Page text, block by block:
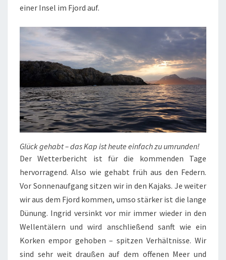
einer Insel im Fjord auf.
Glück gehabt – das Kap ist heute einfach zu umrunden!
Der Wetterbericht ist für die kommenden Tage
hervorragend. Also wie gehabt früh aus den Federn.
Vor Sonnenaufgang sitzen wir in den Kajaks. Je weiter
wir aus dem Fjord kommen, umso stärker ist die lange
Dünung. Ingrid versinkt vor mir immer wieder in den
Wellentälern und wird anschließend sanft wie ein
Korken empor gehoben – spitzen Verhältnisse. Wir
sind sehr weit draußen auf dem offenen Meer und